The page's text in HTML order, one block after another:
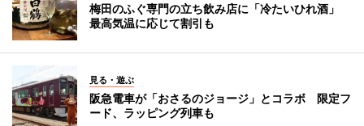
梅田のふぐ専門の立ち飲み店に「冷たいひれ酒」
最高気温に応じて割引も
見る・遊ぶ
阪急電車が「おさるのジョージ」とコラボ 限定フ
ード、ラッピング列車も